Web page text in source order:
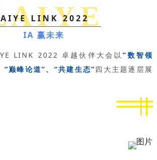
A I Y E
LINK 2022
IA 赢未来
LINK 2022 卓越伙伴大会以“数智领
“巅峰论道”、“共建生态”四大主题逐层展